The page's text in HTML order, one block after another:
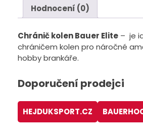
Hodnocení (0)
Chránič kolen Bauer Elite – je
chráničem kolen pro náročné
hobby brankáře.
Doporučení prodejci
HEJDUKSPORT.CZ